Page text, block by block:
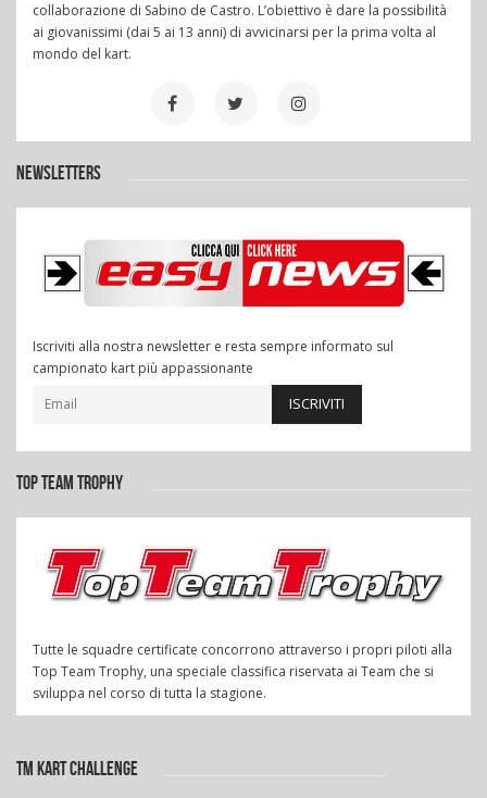
collaborazione di Sabino de Castro. L’obiettivo è dare la possibilità
ai giovanissimi (dai 5 ai 13 anni) di avvicinarsi per la prima volta al
mondo del kart.
NEWSLETTERS
Iscriviti alla nostra newsletter e resta sempre informato sul
campionato kart più appassionante
ISCRIVITI
TOP TEAM TROPHY
Tutte le squadre certificate concorrono attraverso i propri piloti alla
Top Team Trophy, una speciale classifica riservata ai Team che si
sviluppa nel corso di tutta la stagione.
TM KART CHALLENGE